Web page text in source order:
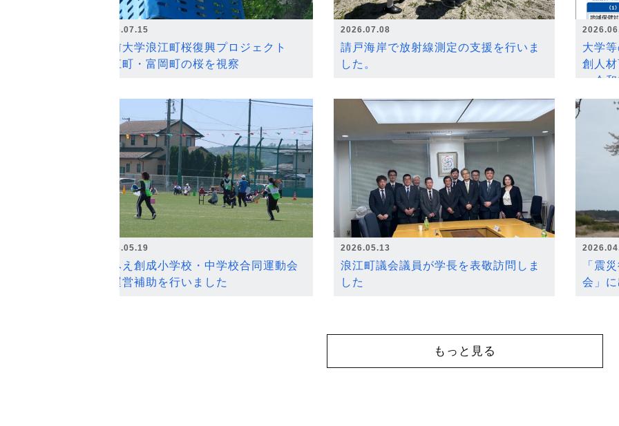
2026.07.15
弘前大学浪江町桜復興プロジェクト
浪江町・富岡町の桜を視察
2026.07.08
請戸海岸で放射線測定の支援を行いま
した。
大学
創人
～令
2026.05.19
なみえ創成小学校・中学校合同運動会
の運営補助を行いました
2026.05.13
浪江町議会議員が学長を表敬訪問しま
した
「震
会」
もっと見る